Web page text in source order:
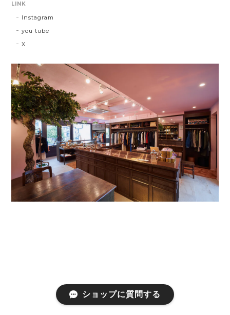
LINK
Instagram
you tube
X
ショップに質問する